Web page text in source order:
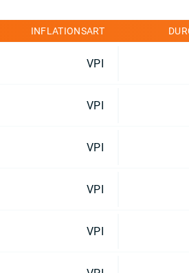
INFLATIONSART
VPI
VPI
VPI
VPI
VPI